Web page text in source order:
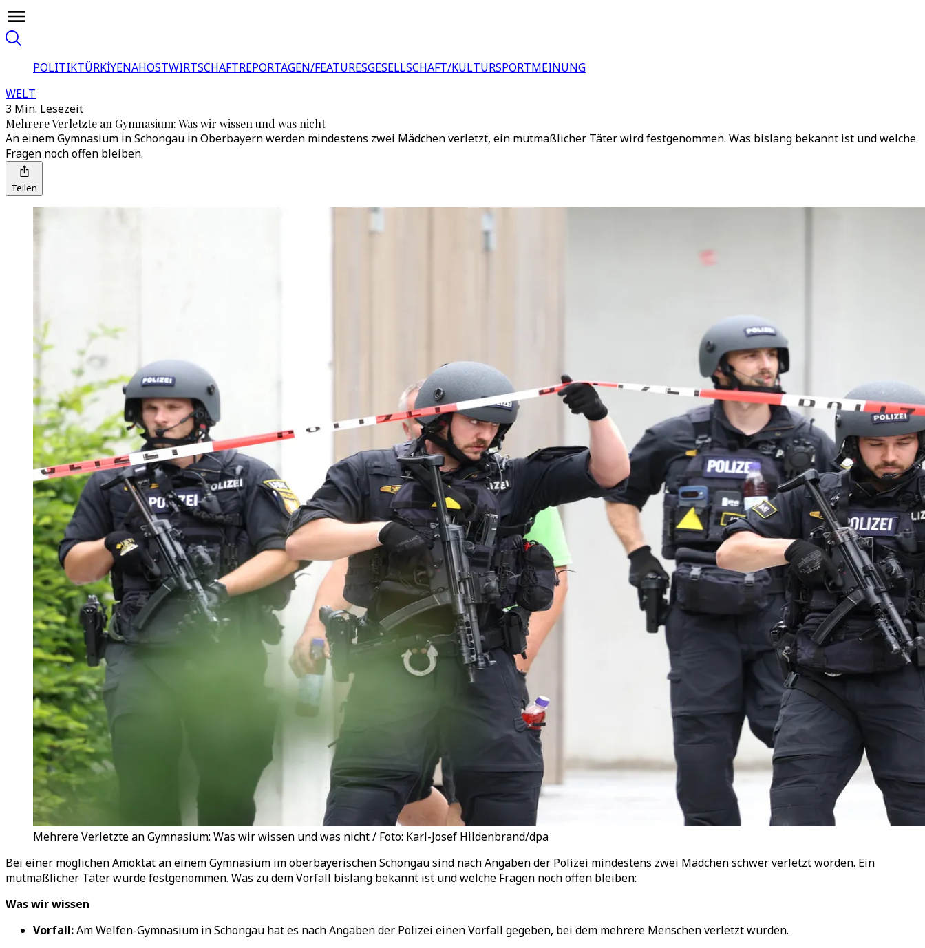
POLITIKTÜRKİYENAHOSTWIRTSCHAFTREPORTAGEN/FEATURESGESELLSCHAFT/KULTURSPORTMEINUNG
WELT
3 Min. Lesezeit
Mehrere Verletzte an Gymnasium: Was wir wissen und was nicht
An einem Gymnasium in Schongau in Oberbayern werden mindestens zwei Mädchen verletzt, ein mutmaßlicher Täter wird festgenommen. Was bislang bekannt ist und welche
Fragen noch offen bleiben.
Teilen
Mehrere Verletzte an Gymnasium: Was wir wissen und was nicht / Foto: Karl-Josef Hildenbrand/dpa
Bei einer möglichen Amoktat an einem Gymnasium im oberbayerischen Schongau sind nach Angaben der Polizei mindestens zwei Mädchen schwer verletzt worden. Ein
mutmaßlicher Täter wurde festgenommen. Was zu dem Vorfall bislang bekannt ist und welche Fragen noch offen bleiben:
Was wir wissen
Vorfall:Am Welfen-Gymnasium in Schongau hat es nach Angaben der Polizei einen Vorfall gegeben, bei dem mehrere Menschen verletzt wurden.